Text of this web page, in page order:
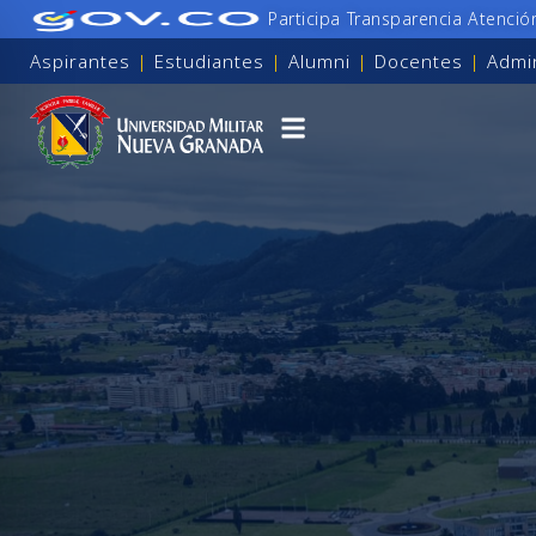
Participa Transparencia
Aspirantes | Estudiantes | Alumni | Docentes |
para personas con discapacidad visual